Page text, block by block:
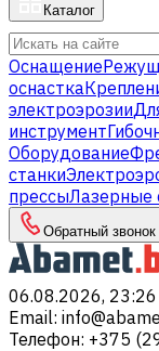
Каталог
Оснащение
оснастка
электроэрозии
инструмент
Оборудование
станки
прессыЛазерные
Обратный звонок
06.08.2026, 23:26
Email:
Телефон: +375